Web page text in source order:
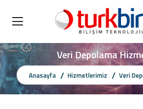
Veri Depolama
Anasayfa Hizmetlerimiz Veri